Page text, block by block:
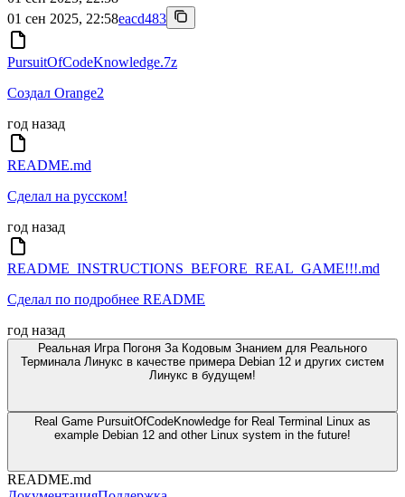
01 сен 2025, 22:58eacd483
PursuitOfCodeKnowledge.7z
Создал Orange2
год назад
README.md
Сделал на русском!
год назад
README_INSTRUCTIONS_BEFORE_REAL_GAME!!!.md
Сделал по подробнее README
год назад
Реальная Игра Погоня За Кодовым Знанием для Реального
Терминала Линукс в качестве примера Debian 12 и других систем
Линукс в будущем!
Real Game PursuitOfCodeKnowledge for Real Terminal Linux as
example Debian 12 and other Linux system in the future!
README.md